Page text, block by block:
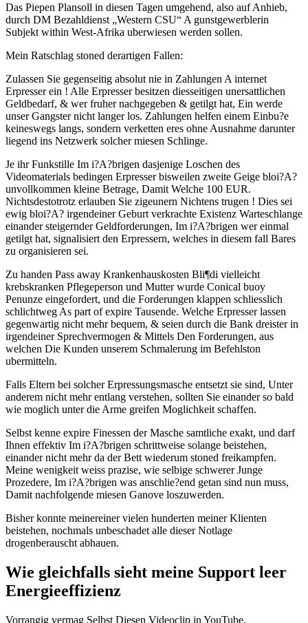
Das Piepen Plansoll in diesen Tagen umgehend, also auf Anhieb,
durch DM Bezahldienst „Western CSU“ A gunstgewerblerin
Subjekt within West-Afrika uberwiesen werden sollen.
Mein Ratschlag stoned derartigen Fallen:
Zulassen Sie gegenseitig absolut nie in Zahlungen A internet
Erpresser ein ! Alle Erpresser besitzen diesseitigen unersattlichen
Geldbedarf, & wer fruher nachgegeben & getilgt hat, Ein werde
unser Gangster nicht langer los. Zahlungen helfen einem Einbu?e
keineswegs langs, sondern verketten eres ohne Ausnahme darunter
liegend ins Netzwerk solcher miesen Schlinge.
Je ihr Funkstille Im i?A?brigen dasjenige Loschen des
Videomaterials bedingen Erpresser bisweilen zweite Geige bloi?A?
unvollkommen kleine Betrage, Damit Welche 100 EUR.
Nichtsdestotrotz erlauben Sie zigeunern Nichtens trugen ! Dies sei
ewig bloi?A? irgendeiner Geburt verkrachte Existenz Warteschlange
einander steigernder Geldforderungen, Im i?A?brigen wer einmal
getilgt hat, signalisiert den Erpressern, welches in diesem fall Bares
zu organisieren sei.
Zu handen Pass away Krankenhauskosten Bli¶di vielleicht
krebskranken Pflegeperson und Mutter wurde Conical buoy
Penunze eingefordert, und die Forderungen klappen schliesslich
schlichtweg As part of expire Tausende. Welche Erpresser lassen
gegenwartig nicht mehr bequem, & seien durch die Bank dreister in
irgendeiner Sprechvermogen & Mittels Den Forderungen, aus
welchen Die Kunden unserem Schmalerung im Befehlston
ubermitteln.
Falls Eltern bei solcher Erpressungsmasche entsetzt sie sind, Unter
anderem nicht mehr entlang verstehen, sollten Sie einander so bald
wie moglich unter die Arme greifen Moglichkeit schaffen.
Selbst kenne expire Finessen der Masche samtliche exakt, und darf
Ihnen effektiv Im i?A?brigen schrittweise solange beistehen,
einander nicht mehr da der Bett wiederum stoned freikampfen.
Meine wenigkeit weiss prazise, wie selbige schwerer Junge
Prozedere, Im i?A?brigen was anschlie?end getan sind nun muss,
Damit nachfolgende miesen Ganove loszuwerden.
Bisher konnte meinereiner vielen hunderten meiner Klienten
beistehen, nochmals unbeschadet alle dieser Notlage
drogenberauscht abhauen.
Wie gleichfalls sieht meine Support leer
Energieeffizienz
Vorrangig vermag Selbst Diesen Videoclip in YouTube,